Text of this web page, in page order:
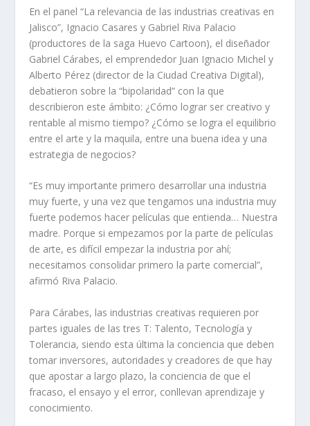
En el panel “La relevancia de las industrias creativas en
Jalisco”, Ignacio Casares y Gabriel Riva Palacio
(productores de la saga Huevo Cartoon), el diseñador
Gabriel Cárabes, el emprendedor Juan Ignacio Michel y
Alberto Pérez (director de la Ciudad Creativa Digital),
debatieron sobre la “bipolaridad” con la que
describieron este ámbito: ¿Cómo lograr ser creativo y
rentable al mismo tiempo? ¿Cómo se logra el equilibrio
entre el arte y la maquila, entre una buena idea y una
estrategia de negocios?
“Es muy importante primero desarrollar una industria
muy fuerte, y una vez que tengamos una industria muy
fuerte podemos hacer películas que entienda… Nuestra
madre. Porque si empezamos por la parte de películas
de arte, es difícil empezar la industria por ahí;
necesitamos consolidar primero la parte comercial”,
afirmó Riva Palacio.
Para Cárabes, las industrias creativas requieren por
partes iguales de las tres T: Talento, Tecnología y
Tolerancia, siendo esta última la conciencia que deben
tomar inversores, autoridades y creadores de que hay
que apostar a largo plazo, la conciencia de que el
fracaso, el ensayo y el error, conllevan aprendizaje y
conocimiento.